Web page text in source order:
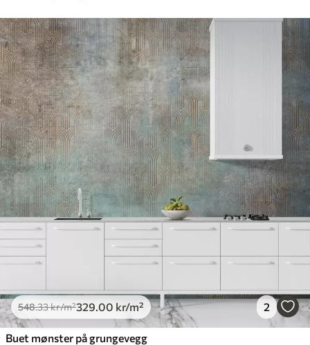
548.33kr/m²329.00 kr/m² 2
Buet mønster på grungevegg